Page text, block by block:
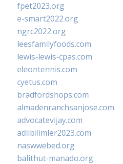
fpet2023.org
e-smart2022.org
ngrc2022.org
leesfamilyfoods.com
lewis-lewis-cpas.com
eleontennis.com
cyetus.com
bradfordshops.com
almadenranchsanjose.com
advocatevijay.com
adlibilimler2023.com
naswwebed.org
balithut-manado.org